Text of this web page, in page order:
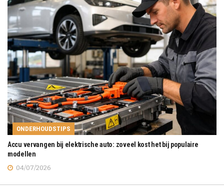
ONDERHOUDSTIPS
Accu vervangen bij elektrische auto: zoveel kost het bij populaire
modellen
04/07/2026